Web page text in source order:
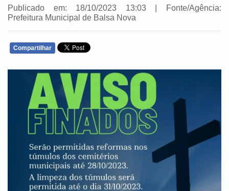
Publicado em: 18/10/2023 13:03 | Fonte/Agência:
Prefeitura Municipal de Balsa Nova
Compartilhar